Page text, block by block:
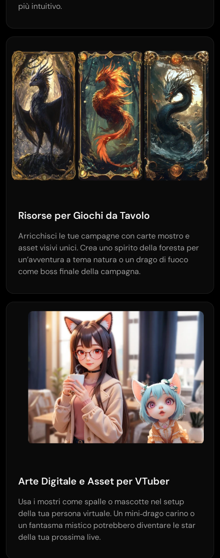
più intuitivo.
Risorse per Giochi da Tavolo
Arricchisci le tue campagne con carte mostro e
asset visivi unici. Crea uno spirito della foresta per
un’avventura a tema natura o un drago di fuoco
come boss finale della campagna.
Arte Digitale e Asset per VTuber
Usa i mostri come spalle o mascotte nel setup
della tua persona virtuale. Un mini‑drago carino o
un fantasma mistico potrebbero diventare le star
della tua prossima live.